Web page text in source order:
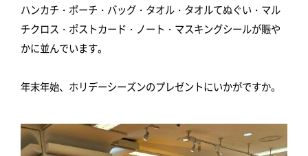
ハンカチ・ポーチ・バッグ・タオル・タオルてぬぐい・マル
チクロス・ポストカード・ノート・マスキングシールが賑や
かに並んでいます。
年末年始、ホリデーシーズンのプレゼントにいかがですか。